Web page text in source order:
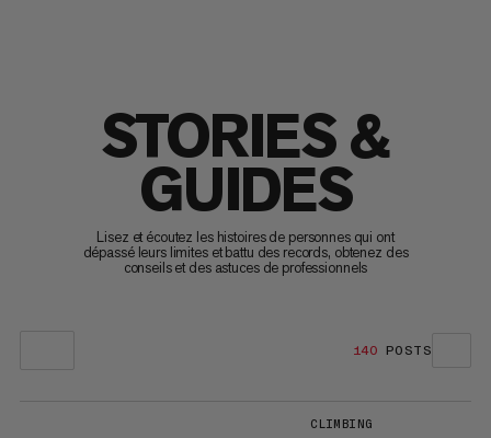
STORIES &
GUIDES
Lisez et écoutez les histoires de personnes qui ont
dépassé leurs limites et battu des records, obtenez des
conseils et des astuces de professionnels
140 POSTS
CLIMBING